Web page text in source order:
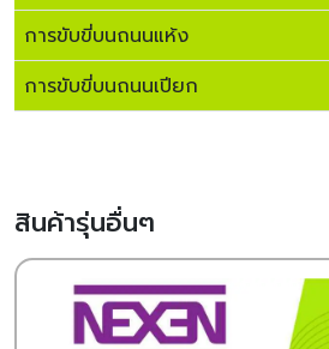
การขับขี่บนถนนแห้ง
การขับขี่บนถนนเปียก
สินค้ารุ่นอื่นๆ